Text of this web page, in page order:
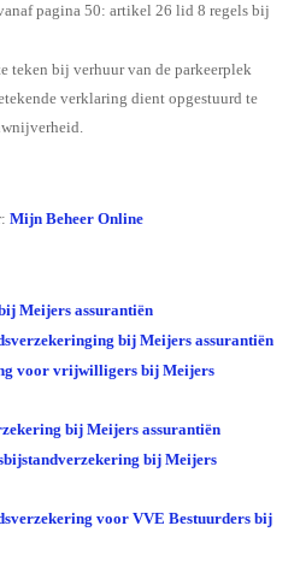
pagina 50: artikel 26 lid 8 regels bij
teken bij verhuur van de parkeerplek
verklaring dient opgestuurd te
Mijn Beheer Online
Meijers assurantiën
bij Meijers assurantiën
voor vrijwilligers bij Meijers
bij Meijers assurantiën
bij Meijers
voor VVE Bestuurders bij